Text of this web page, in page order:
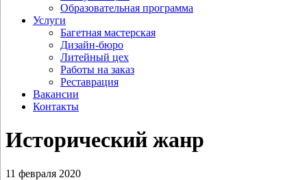
Образовательная программа
Услуги
Багетная мастерская
Дизайн-бюро
Литейный цех
Работы на заказ
Реставрация
Вакансии
Контакты
Исторический жанр
11 февраля 2020